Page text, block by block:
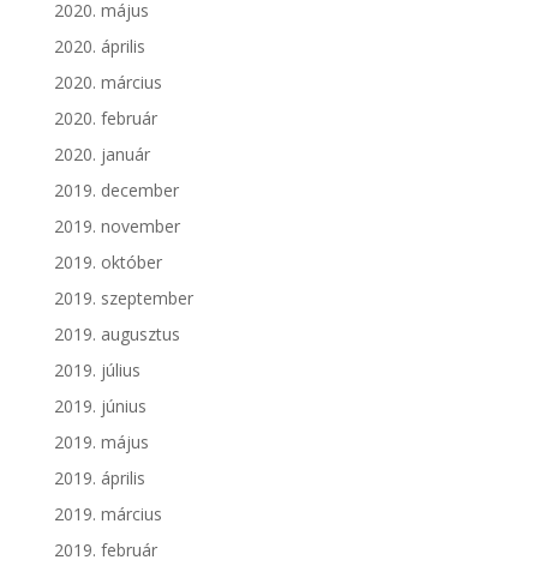
2020. május
2020. április
2020. március
2020. február
2020. január
2019. december
2019. november
2019. október
2019. szeptember
2019. augusztus
2019. július
2019. június
2019. május
2019. április
2019. március
2019. február